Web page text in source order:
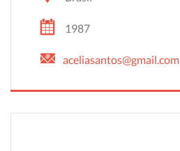
1987
aceliasantos@gmail.com